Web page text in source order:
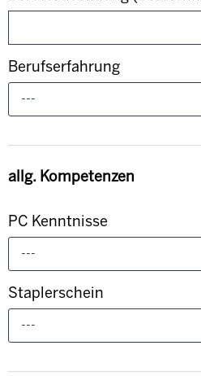
Berufserfahrung
---
allg. Kompetenzen
PC Kenntnisse
---
Staplerschein
---